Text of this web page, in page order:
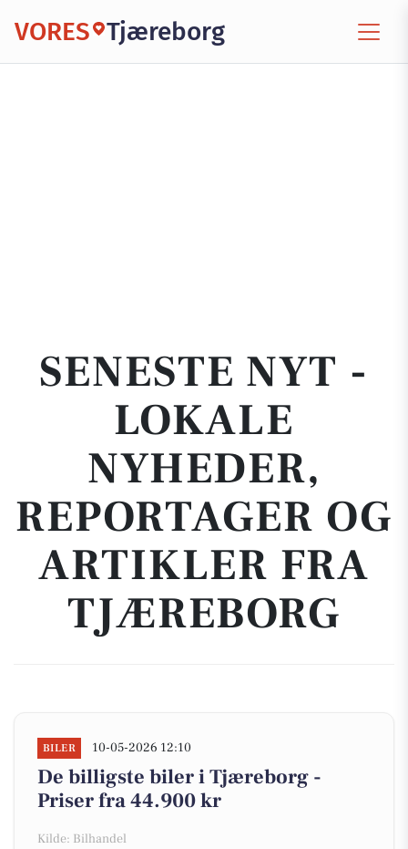
VORES Tjæreborg
SENESTE NYT -
LOKALE
NYHEDER,
REPORTAGER OG
ARTIKLER FRA
TJÆREBORG
BILER 10-05-2026 12:10
De billigste biler i Tjæreborg -
Priser fra 44.900 kr
Kilde: Bilhandel